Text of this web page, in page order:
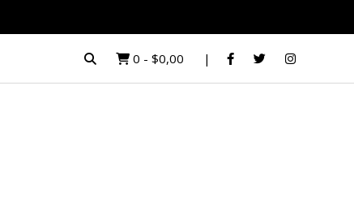
0 - $0,00